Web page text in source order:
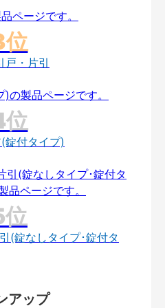
戸・片引
錠付タイプ)
(錠なしタイプ･錠付タ
アップ